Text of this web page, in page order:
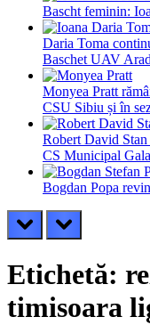
Bascht feminin:
Daria Toma
Baschet UAV Arad
Monyea Pratt
CSU Sibiu și în
Robert David
CS Municipal
Bogdan Popa
prev next
Etichetă:
timisoara